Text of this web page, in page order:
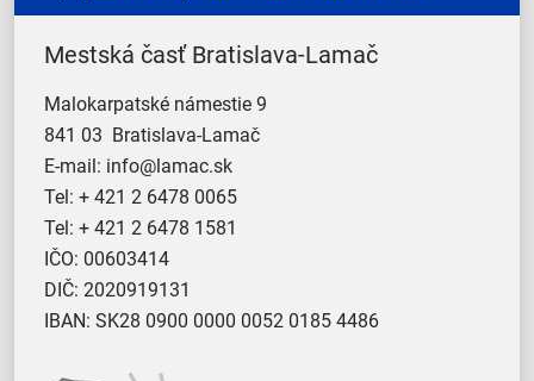
Mestská časť Bratislava-Lamač
Malokarpatské námestie 9
841 03 Bratislava-Lamač
E-mail: info@lamac.sk
Tel: + 421 2 6478 0065
Tel: + 421 2 6478 1581
IČO: 00603414
DIČ: 2020919131
IBAN: SK28 0900 0000 0052 0185 4486